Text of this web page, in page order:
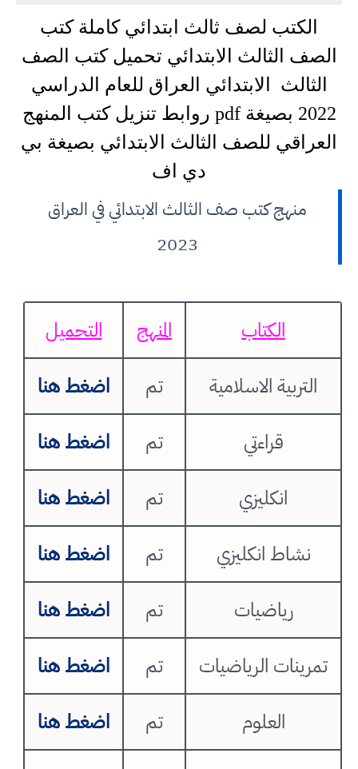
الكتب لصف ثالث ابتدائي كاملة كتب
الصف الثالث الابتدائي تحميل كتب الصف
الثالث الابتدائي العراق للعام الدراسي
2022 بصيغة pdf روابط تنزيل كتب المنهج
العراقي للصف الثالث الابتدائي بصيغة بي
دي اف
منهج كتب صف الثالث الابتدائي في العراق
2023
الكتاب المنهج
التحميل
التربية الاسلامية
تم
اضغط هنا
قراءتي
تم
اضغط هنا
انكليزي
تم
اضغط هنا
نشاط انكليزي
تم
اضغط هنا
رياضيات
تم
اضغط هنا
تمرينات الرياضيات
تم
اضغط هنا
العلوم
تم
اضغط هنا